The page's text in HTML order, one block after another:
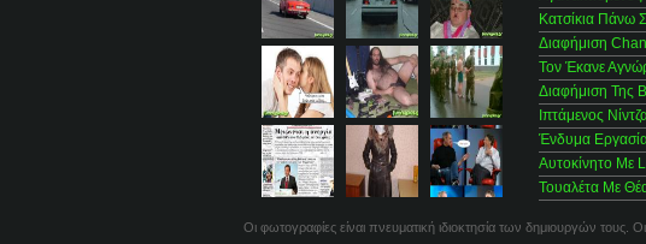
Κατσίκια Πάνω
Διαφήμιση
Τον Έκανε
Διαφήμιση Της
Ιπτάμενος
Ένδυμα
Αυτοκίνητο Με
Τουαλέτα Με
Οι φωτογραφίες είναι πνευματική ιδιοκτησία των δημιουργών τους.